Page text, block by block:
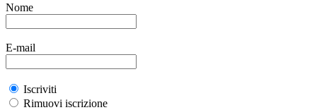
Nome
E-mail
Iscriviti
Rimuovi iscrizione